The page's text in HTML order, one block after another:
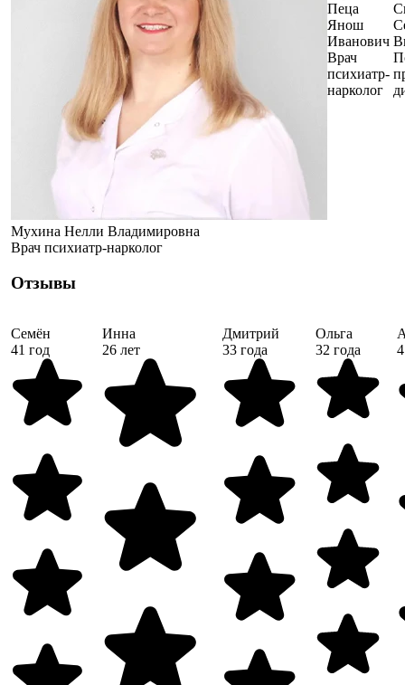
Мухина Нелли Владимировна
Врач психиатр-нарколог
Пеца
Янош
Иванович
Врач
психиатр-
нарколог
Отзывы
Семён
41 год
Инна
26 лет
Дмитрий
33 года
Ольга
32 года